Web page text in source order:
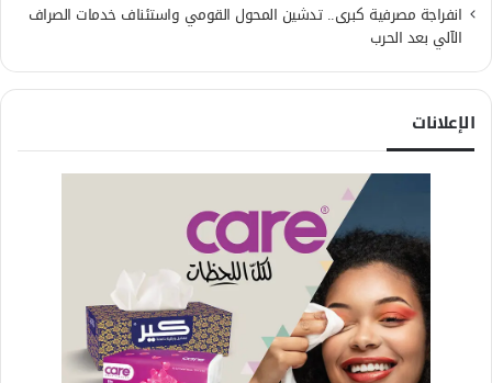
انفراجة مصرفية كبرى.. تدشين المحول القومي واستئناف خدمات الصراف
الآلي بعد الحرب
الإعلانات